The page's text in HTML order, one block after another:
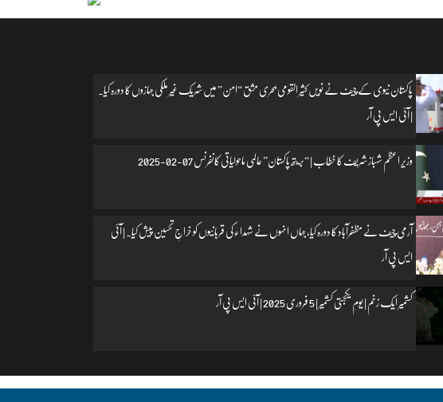
پاکستان نیوی کے چیف نے نویں کثیر القومی بحری مشق “امن” میں شریک غیر ملکی جہازوں کا دورہ کیا۔
| آئی ایس پی آر
وزیرِ اعظم شہباز شریف کا خطاب | “بریتھ پاکستان” عالمی ماحولیاتی کانفرنس 07-02-2025
آرمی چیف نے مظفرآباد کا دورہ کیا، جہاں انہوں نے شہداء کی قربانیوں کو خراجِ تحسین پیش کیا۔ | آئی
ایس پی آر
کشمیر ایک زخم | یومِ یکجہتی کشمیر | 5 فروری 2025 | آئی ایس پی آر